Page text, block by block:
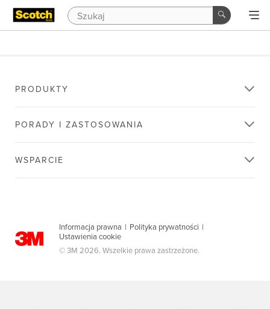
PRODUKTY
PORADY I ZASTOSOWANIA
WSPARCIE
Informacja prawna | Polityka prywatności |
Ustawienia cookie
© 3M 2026. Wszelkie prawa zastrzeżone.